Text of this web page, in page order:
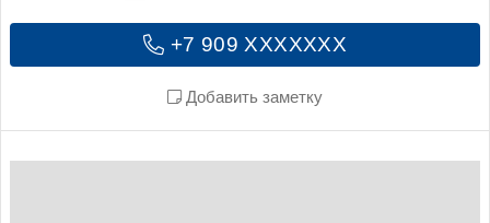
+7 909 XXXXXXX
Добавить заметку